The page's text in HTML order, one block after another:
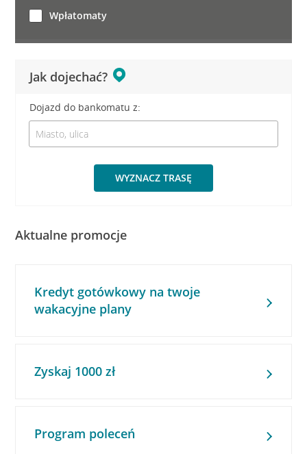
Jak dojechać?
Dojazd do bankomatu z:
WYZNACZ TRASĘ
Wpłatomaty
Aktualne promocje
Kredyt gotówkowy na twoje
wakacyjne plany
Zyskaj 1000 zł
Program poleceń